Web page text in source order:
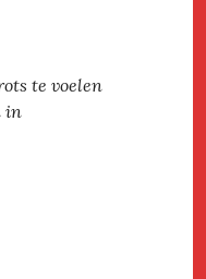
te voelen
in